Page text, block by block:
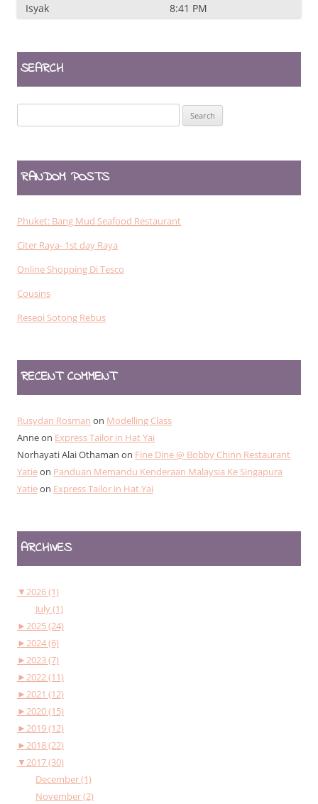
Isyak
8:41 PM
SEARCH
for:
RANDOM POSTS
Phuket: Bang Mud Seafood Restaurant
Citer Raya- 1st day Raya
Online Shopping Di Tesco
Cousins
Resepi Sotong Rebus
RECENT COMMENT
Rusydan Rosman on Modelling Class
Anneon Express Tailor in Hat Yai
Norhayati Alai Othaman on Fine Dine @ Bobby Chinn Restaurant
Yatieon Panduan Memandu Kenderaan Malaysia Ke Singapura
Yatieon Express Tailor in Hat Yai
ARCHIVES
▼2026 (1)
July (1)
►2025 (24)
►2024 (6)
►2023 (7)
►2022 (11)
►2021 (12)
►2020 (15)
►2019 (12)
►2018 (22)
▼2017 (30)
December (1)
November (2)